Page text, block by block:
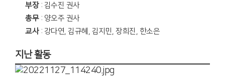
부장: 김수진 권사
총무: 양오주 권사
교사: 강다연, 김규혜, 김지민, 장희진, 한소은
지난 활동